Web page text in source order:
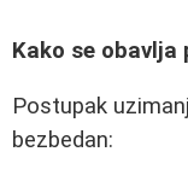
Kako se
Postupak
bezbedan: